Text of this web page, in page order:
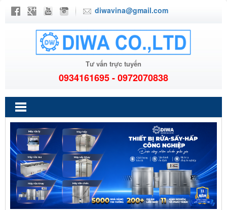
diwavina@gmail.com
Tư vấn trực tuyến
0934161695 - 0972070838